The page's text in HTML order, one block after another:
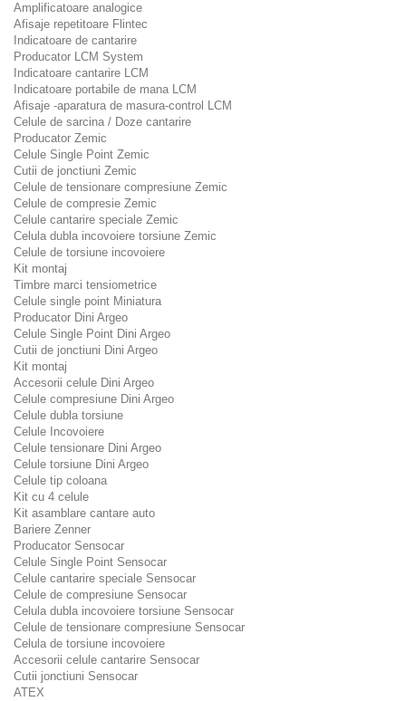
Amplificatoare analogice
Afisaje repetitoare Flintec
Indicatoare de cantarire
Producator LCM System
Indicatoare cantarire LCM
Indicatoare portabile de mana LCM
Afisaje -aparatura de masura-control LCM
Celule de sarcina / Doze cantarire
Producator Zemic
Celule Single Point Zemic
Cutii de jonctiuni Zemic
Celule de tensionare compresiune Zemic
Celule de compresie Zemic
Celule cantarire speciale Zemic
Celula dubla incovoiere torsiune Zemic
Celule de torsiune incovoiere
Kit montaj
Timbre marci tensiometrice
Celule single point Miniatura
Producator Dini Argeo
Celule Single Point Dini Argeo
Cutii de jonctiuni Dini Argeo
Kit montaj
Accesorii celule Dini Argeo
Celule compresiune Dini Argeo
Celule dubla torsiune
Celule Incovoiere
Celule tensionare Dini Argeo
Celule torsiune Dini Argeo
Celule tip coloana
Kit cu 4 celule
Kit asamblare cantare auto
Bariere Zenner
Producator Sensocar
Celule Single Point Sensocar
Celule cantarire speciale Sensocar
Celule de compresiune Sensocar
Celula dubla incovoiere torsiune Sensocar
Celule de tensionare compresiune Sensocar
Celula de torsiune incovoiere
Accesorii celule cantarire Sensocar
Cutii jonctiuni Sensocar
ATEX